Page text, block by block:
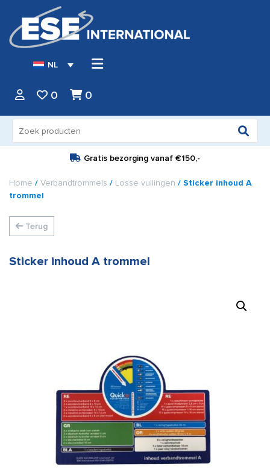
NL
0 0
naar:
Gratis bezorging vanaf €150,-
Home / Verbandtrommels / Losse vullingen / Sticker inhoud A
trommel
Terug
Sticker inhoud A trommel